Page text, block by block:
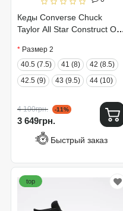
Кеды Converse Chuck
Taylor All Star Construct Ox
Размер 2
40.5 (7.5)
41 (8)
42 (8.5)
42.5 (9)
43 (9.5) 44 (10)
4 100грн. -11%
3 649грн.
Быстрый заказ
top